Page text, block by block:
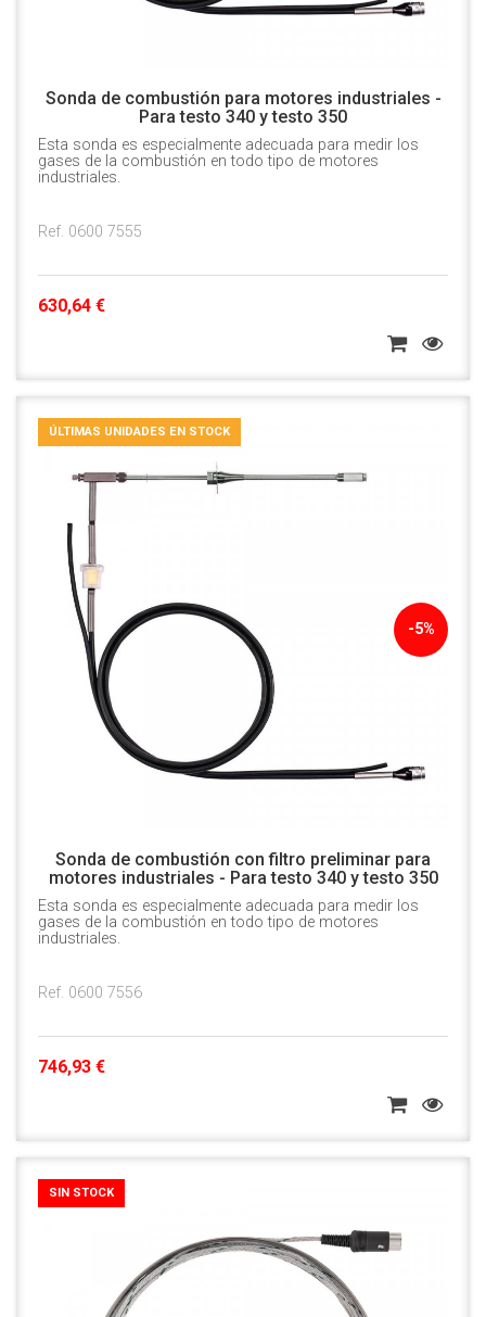
Sonda de combustión para motores industriales -
Para testo 340 y testo 350
Esta sonda es especialmente adecuada para medir los
gases de la combustión en todo tipo de motores
industriales.
Ref. 0600 7555
630,64 €
-5%
ÚLTIMAS UNIDADES EN STOCK
Sonda de combustión con filtro preliminar para
motores industriales - Para testo 340 y testo 350
Esta sonda es especialmente adecuada para medir los
gases de la combustión en todo tipo de motores
industriales.
Ref. 0600 7556
746,93 €
SIN STOCK